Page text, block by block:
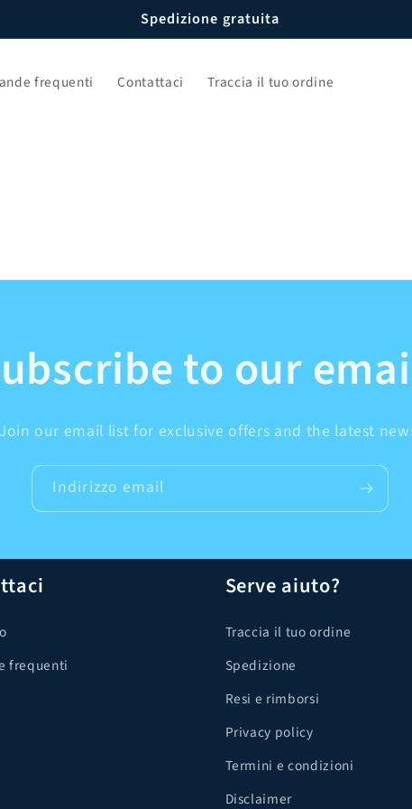
Spedizione gratuita
frequenti Contattaci Traccia il tuo ordine
to our
Join our email list for exclusive offers and the latest
Indirizzo email
frequenti
Serve aiuto?
Traccia il tuo ordine
Spedizione
Resi e rimborsi
Privacy policy
Termini e condizioni
Disclaimer